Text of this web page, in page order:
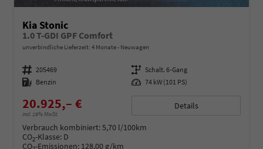
Kia Stonic
1.0 T-GDI GPF Comfort
unverbindliche Lieferzeit: 4 Monate Neuwagen
Fahrzeugnummer 205469 Getriebe Schalt. 6-Gang
Kraftstoff Benzin Leistung 74 kW (101 PS)
20.925,– €
incl. 19% MwSt.
Details
Verbrauch kombiniert:5,70 l/100km
CO2-Klasse: D
CO -Emissionen: 128,00 g/km